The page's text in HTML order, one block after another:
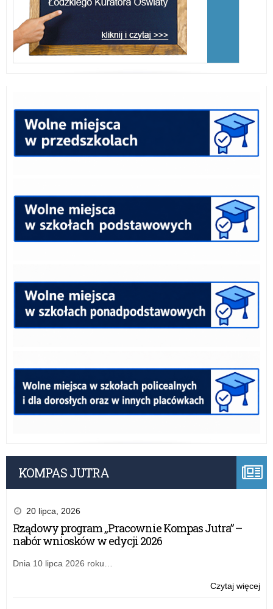
KOMPAS JUTRA
20 lipca, 2026
Rządowy program „Pracownie Kompas Jutra” –
nabór wniosków w edycji 2026
Dnia 10 lipca 2026 roku…
Czytaj więcejo: